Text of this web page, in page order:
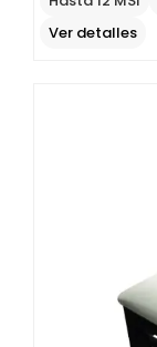
Ver detalles